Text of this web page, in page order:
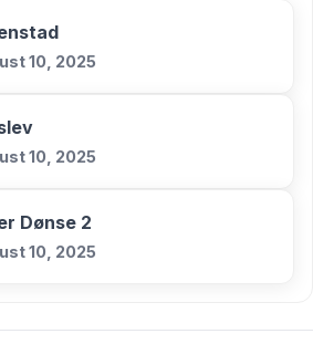
10, 2025
10, 2025
Dønse 2
10, 2025